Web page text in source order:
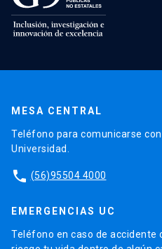
MESA CENTRAL
Teléfono para comunicarse
Universidad.
phone (56)95504 4000
EMERGENCIAS UC
Teléfono en caso de accidente